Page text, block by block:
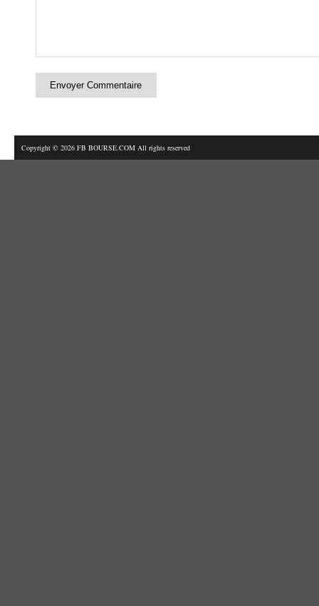
Copyright © 2026 FB BOURSE.COM All rights reserved